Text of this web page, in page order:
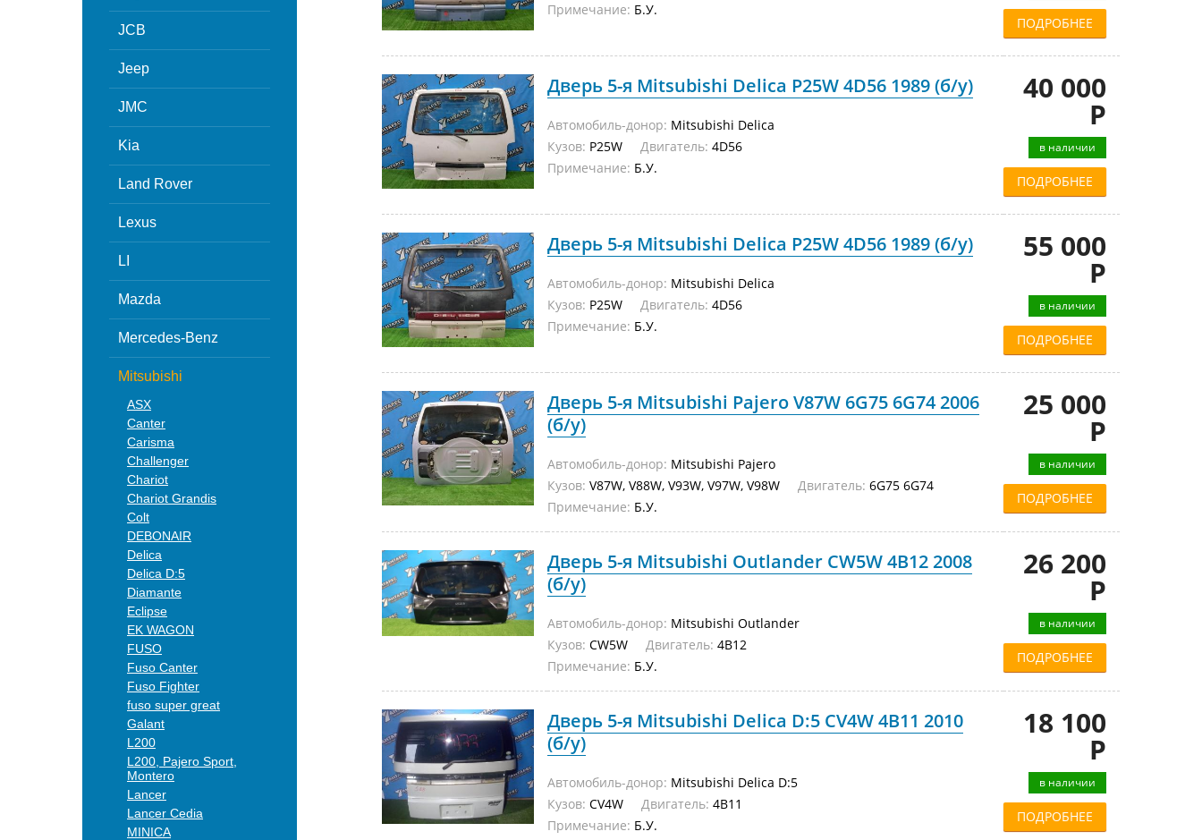
JCB
Jeep
JMC
Kia
Land Rover
Lexus
LI
Mazda
Mercedes-Benz
Mitsubishi
ASX
Canter
Carisma
Challenger
Chariot
Chariot Grandis
Colt
DEBONAIR
Delica
Delica D:5
Diamante
Eclipse
EK WAGON
FUSO
Fuso Canter
Fuso Fighter
fuso super great
Galant
L200
L200, Pajero Sport,
Montero
Lancer
Lancer Cedia
MINICA
Примечание: Б.У.
ПОДРОБНЕЕ
Дверь 5-я Mitsubishi Delica P25W 4D56 1989 (б/у)
Автомобиль-донор: Mitsubishi Delica
Кузов: P25W Двигатель: 4D56
Примечание: Б.У.
40 000
Р
в наличии
ПОДРОБНЕЕ
Дверь 5-я Mitsubishi Delica P25W 4D56 1989 (б/у)
Автомобиль-донор: Mitsubishi Delica
Кузов: P25W Двигатель: 4D56
Примечание: Б.У.
55 000
Р
в наличии
ПОДРОБНЕЕ
Дверь 5-я Mitsubishi Pajero V87W 6G75 6G74 2006
(б/у)
Автомобиль-донор: Mitsubishi Pajero
Кузов: V87W, V88W, V93W, V97W, V98W Двигатель: 6G75 6G74
Примечание: Б.У.
25 000
Р
в наличии
ПОДРОБНЕЕ
Дверь 5-я Mitsubishi Outlander CW5W 4B12 2008
(б/у)
Автомобиль-донор: Mitsubishi Outlander
Кузов: CW5W Двигатель: 4B12
Примечание: Б.У.
26 200
Р
в наличии
ПОДРОБНЕЕ
Дверь 5-я Mitsubishi Delica D:5 CV4W 4B11 2010
(б/у)
Автомобиль-донор: Mitsubishi Delica D:5
Кузов: CV4W Двигатель: 4B11
Примечание: Б.У.
18 100
Р
в наличии
ПОДРОБНЕЕ